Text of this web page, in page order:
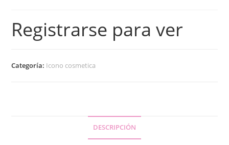
Registrarse para ver
Categoría: Icono cosmetica
DESCRIPCIÓN